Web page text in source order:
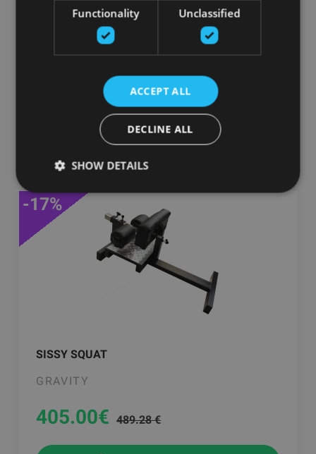
GURNU CELŠANAS TRENAŽIERIS AR BRĪVO
SVARU RIPĀM
GRAVITY
1101.10
pievienot grozam
SISSY SQUAT
GRAVITY
-17%
405.00€ 489.28 €
Functionality Unclassified
ACCEPT ALL
DECLINE ALL
SHOW DETAILS